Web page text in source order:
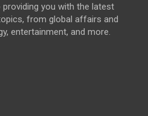
you with the latest
from global affairs and
entertainment, and more.